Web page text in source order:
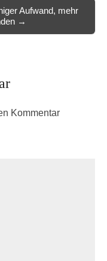
Aufwand, mehr
→
Kommentar